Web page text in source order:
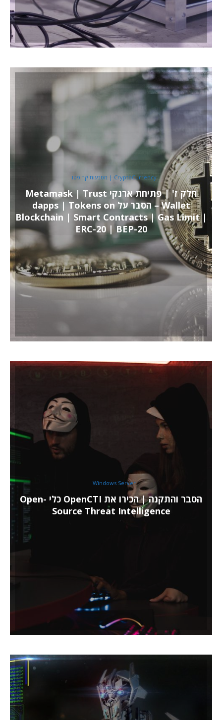
CryptoCurrency | מטבעות קריפטו
חלק ז' | פתיחת ארנקי Metamask | Trust
Wallet – הסבר על dapps | Tokens on
Blockchain | Smart Contracts | Gas Limit |
ERC-20 | BEP-20
Windows Server
הסבר והתקנה | הכירו את OpenCTI כלי Open-
Source Threat Intelligence